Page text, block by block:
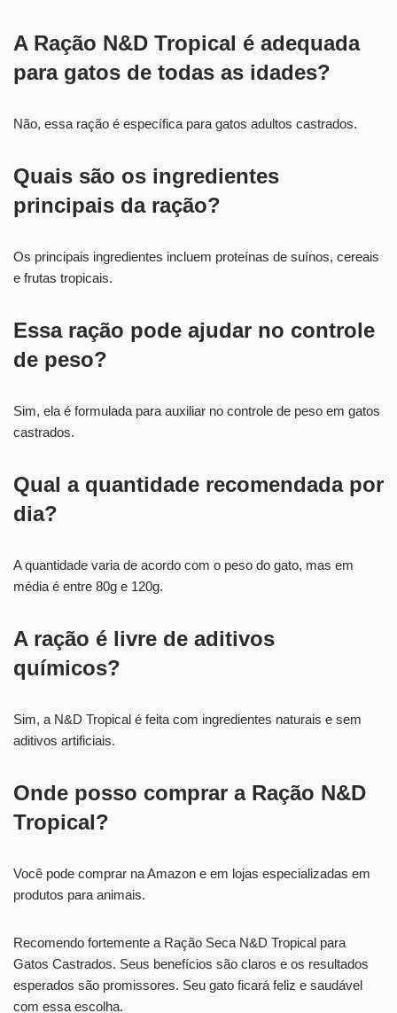
A Ração N&D Tropical é adequada
para gatos de todas as idades?
Não, essa ração é específica para gatos adultos castrados.
Quais são os ingredientes
principais da ração?
Os principais ingredientes incluem proteínas de suínos, cereais
e frutas tropicais.
Essa ração pode ajudar no controle
de peso?
Sim, ela é formulada para auxiliar no controle de peso em gatos
castrados.
Qual a quantidade recomendada por
dia?
A quantidade varia de acordo com o peso do gato, mas em
média é entre 80g e 120g.
A ração é livre de aditivos
químicos?
Sim, a N&D Tropical é feita com ingredientes naturais e sem
aditivos artificiais.
Onde posso comprar a Ração N&D
Tropical?
Você pode comprar na Amazon e em lojas especializadas em
produtos para animais.
Recomendo fortemente a Ração Seca N&D Tropical para
Gatos Castrados. Seus benefícios são claros e os resultados
esperados são promissores. Seu gato ficará feliz e saudável
com essa escolha.